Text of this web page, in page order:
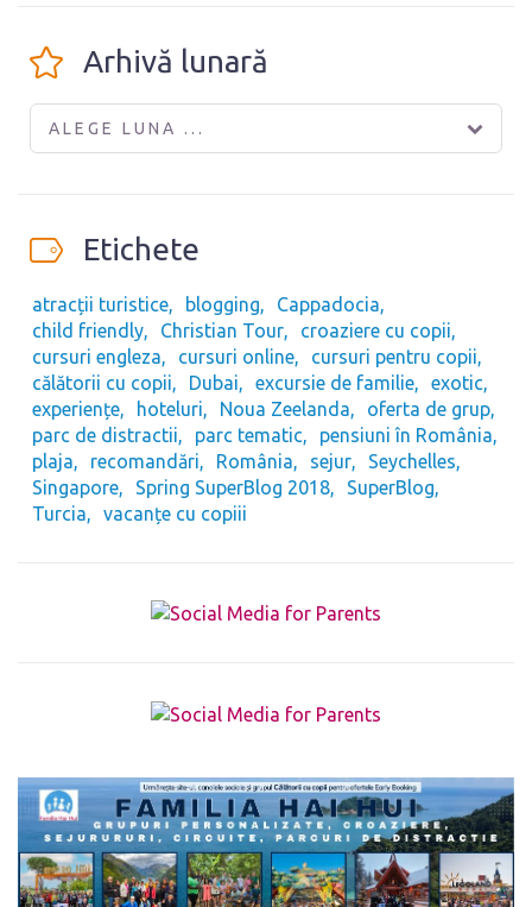
Arhivă lunară
ALEGE LUNA ...
Etichete
atracții turistice blogging
Cappadocia
child friendly
Christian Tour
croaziere cu copii
cursuri engleza
cursuri online
cursuri pentru copii
călătorii cu copii
Dubai excursie de familie
exotic
experiențe
hoteluri Noua Zeelanda
oferta de grup
parc de distractii
parc tematic
pensiuni în România
plaja
recomandări România sejur
Seychelles
Singapore
Spring SuperBlog 2018
SuperBlog
Turcia
vacanțe cu copiii
The form you have selected does not exist.